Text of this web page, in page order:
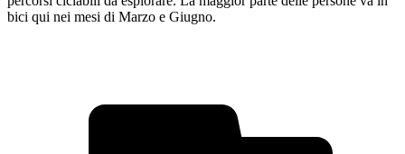
bici qui nei mesi di Marzo e Giugno.